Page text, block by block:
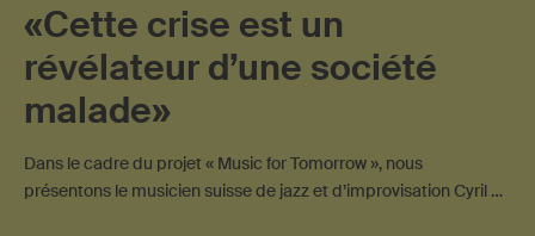
«Cette crise est un
révélateur d’une société
malade»
Dans le cadre du projet « Music for Tomorrow », nous
présentons le musicien suisse de jazz et d’improvisation Cyril …